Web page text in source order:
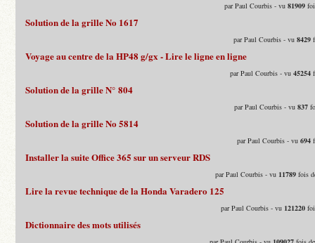
par Paul Courbis - vu81909
Solution de la grille No 1617
par Paul Courbis - vu8429
Voyage au centre de la HP48 g/gx - Lire le ligne en ligne
par Paul Courbis - vu45254
Solution de la grille N° 804
par Paul Courbis - vu837
Solution de la grille No 5814
par Paul Courbis - vu694
Installer la suite Office 365 sur un serveur RDS
par Paul Courbis - vu 11789 fois
Lire la revue technique de la Honda Varadero 125
par Paul Courbis - vu 121220
Dictionnaire des mots utilisés